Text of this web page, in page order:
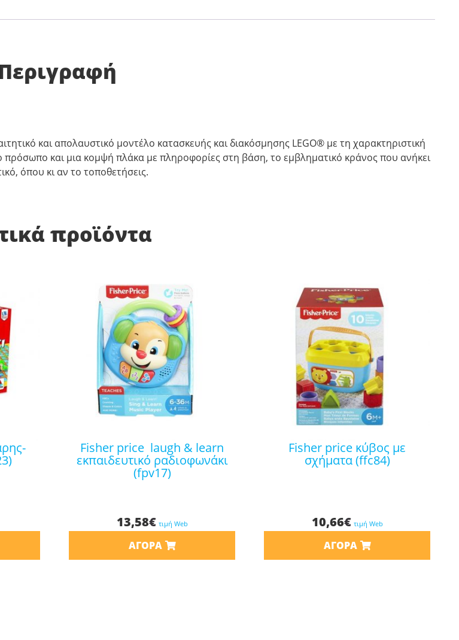
και απολαυστικό μοντέλο κατασκευής και διακόσμησης LEGO® με τη χαρακτηριστική
και μια κομψή πλάκα με πληροφορίες στη βάση, το εμβληματικό κράνος που ανήκει
όπου κι αν το τοποθετήσεις.
προϊόντα
fisher price laugh & learn
εκπαιδευτικό ραδιοφωνάκι
(fpv17)
13,58€ τιμή Web
ΑΓΟΡΆ
fisher price κύβος με
σχήματα (ffc84)
10,66€ τιμή Web
ΑΓΟΡΆ